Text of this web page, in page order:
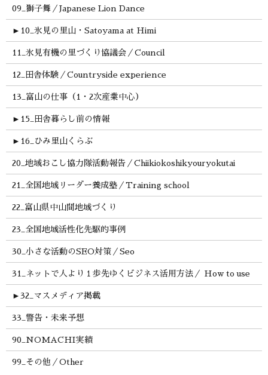
09_獅子舞／Japanese Lion Dance
► 10_氷見の里山・Satoyama at Himi
11_氷見有機の里づくり協議会／Council
12_田舎体験／Countryside experience
13_富山の仕事（1・2次産業中心）
► 15_田舎暮らし前の情報
► 16_ひみ里山くらぶ
20_地域おこし協力隊活動報告／Chiikiokoshikyouryokutai
21_全国地域リーダー養成塾／Training school
22_富山県中山間地域づくり
23_全国地域活性化先駆的事例
30_小さな活動のSEO対策／Seo
31_ネットで人より１歩先ゆくビジネス活用方法／ How to use
► 32_マスメディア掲載
33_警告・未来予想
90_NOMACHI実績
99_その他／Other